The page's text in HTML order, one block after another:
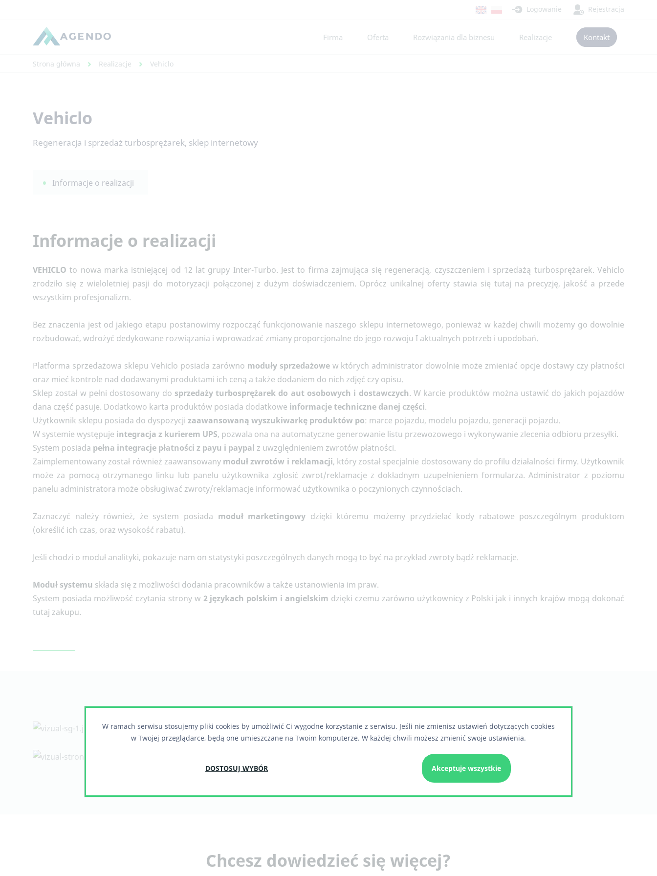
Logowanie Rejestracja
Firma Oferta Rozwiązania dla biznesu Realizacje Kontakt
Strona główna Realizacje Vehiclo
Vehiclo
Regeneracja i sprzedaż turbosprężarek, sklep internetowy
Informacje o realizacji
Informacje o realizacji
VEHICLO to nowa marka istniejącej od 12 lat grupy Inter-Turbo. Jest to firma zajmująca się regeneracją, czyszczeniem i sprzedażą turbosprężarek. Vehiclo
zrodziło się z wieloletniej pasji do motoryzacji połączonej z dużym doświadczeniem. Oprócz unikalnej oferty stawia się tutaj na precyzję, jakość a przede
wszystkim profesjonalizm.
Bez znaczenia jest od jakiego etapu postanowimy rozpocząć funkcjonowanie naszego sklepu internetowego, ponieważ w każdej chwili możemy go dowolnie
rozbudować, wdrożyć dedykowane rozwiązania i wprowadzać zmiany proporcjonalne do jego rozwoju I aktualnych potrzeb i upodobań.
Platforma sprzedażowa sklepu Vehiclo posiada zarówno moduły sprzedażowew których administrator dowolnie może zmieniać opcje dostawy czy płatności
oraz mieć kontrole nad dodawanymi produktami ich ceną a także dodaniem do nich zdjęć czy opisu.
Sklep został w pełni dostosowany do sprzedaży turbosprężarek do aut osobowych i dostawczych. W karcie produktów można ustawić do jakich pojazdów
dana część pasuje. Dodatkowo karta produktów posiada dodatkowe informacje techniczne danej części.
Użytkownik sklepu posiada do dyspozycjizaawansowaną wyszukiwarkę produktów po: marce pojazdu, modelu pojazdu, generacji pojazdu.
W systemie występuje integracja z kurierem UPS, pozwala ona na automatyczne generowanie listu przewozowego i wykonywanie zlecenia odbioru przesyłki.
System posiada pełna integracje płatności z payu i paypal z uwzględnieniem zwrotów płatności.
Zaimplementowany został również zaawansowany moduł zwrotów i reklamacji, który został specjalnie dostosowany do profilu działalności firmy. Użytkownik
może za pomocą otrzymanego linku lub panelu użytkownika zgłosić zwrot/reklamacje z dokładnym uzupełnieniem formularza. Administrator z poziomu
panelu administratora może obsługiwać zwroty/reklamacje informować użytkownika o poczynionych czynnościach.
Zaznaczyć należy również, że system posiada moduł marketingowy dzięki któremu możemy przydzielać kody rabatowe poszczególnym produktom
(określić ich czas, oraz wysokość rabatu).
Jeśli chodzi o moduł analityki, pokazuje nam on statystyki poszczególnych danych mogą to być na przykład zwroty bądź reklamacje.
Moduł systemu składa się z możliwości dodania pracowników a także ustanowienia im praw.
System posiada możliwość czytania strony w 2 językach polskim i angielskim dzięki czemu zarówno użytkownicy z Polski jak i innych krajów mogą dokonać
tutaj zakupu.
Chcesz dowiedzieć się więcej?
W ramach serwisu stosujemy pliki cookies by umożliwić Ci wygodne korzystanie z serwisu. Jeśli nie zmienisz ustawień dotyczących cookies
w Twojej przeglądarce, będą one umieszczane na Twoim komputerze. W każdej chwili możesz zmienić swoje ustawienia.
DOSTOSUJ WYBÓR Akceptuje wszystkie